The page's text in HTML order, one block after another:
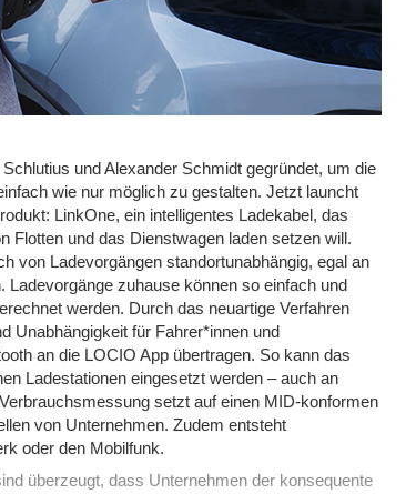
und Alexander Schmidt gegründet, um die
wie nur möglich zu gestalten. Jetzt launcht
LinkOne, ein intelligentes Ladekabel, das
Flotten und das Dienstwagen laden setzen will.
von Ladevorgängen standortunabhängig, egal an
zuhause können so einfach und
werden. Durch das neuartige Verfahren
Unabhängigkeit für Fahrer*innen und
an die LOCIO App übertragen. So kann das
Ladestationen eingesetzt werden – auch an
setzt auf einen MID-konformen
von Unternehmen. Zudem entsteht
oder den Mobilfunk.
überzeugt, dass Unternehmen der konsequente